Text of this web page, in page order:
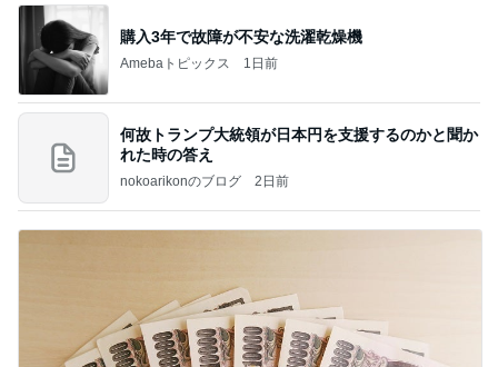
購入3年で故障が不安な洗濯乾燥機
Amebaトピックス 1日前
何故トランプ大統領が日本円を支援するのかと聞か
れた時の答え
nokoarikonのブログ 2日前